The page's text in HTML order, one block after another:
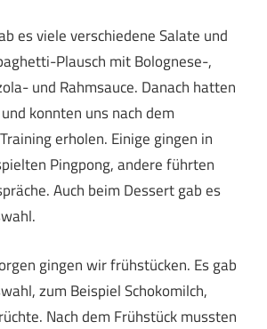
es viele verschiedene Salate und
Plausch mit Bolognese-,
und Rahmsauce. Danach hatten
konnten uns nach dem
erholen. Einige gingen in
Pingpong, andere führten
Auch beim Dessert gab es
gingen wir frühstücken. Es gab
zum Beispiel Schokomilch,
Nach dem Frühstück mussten